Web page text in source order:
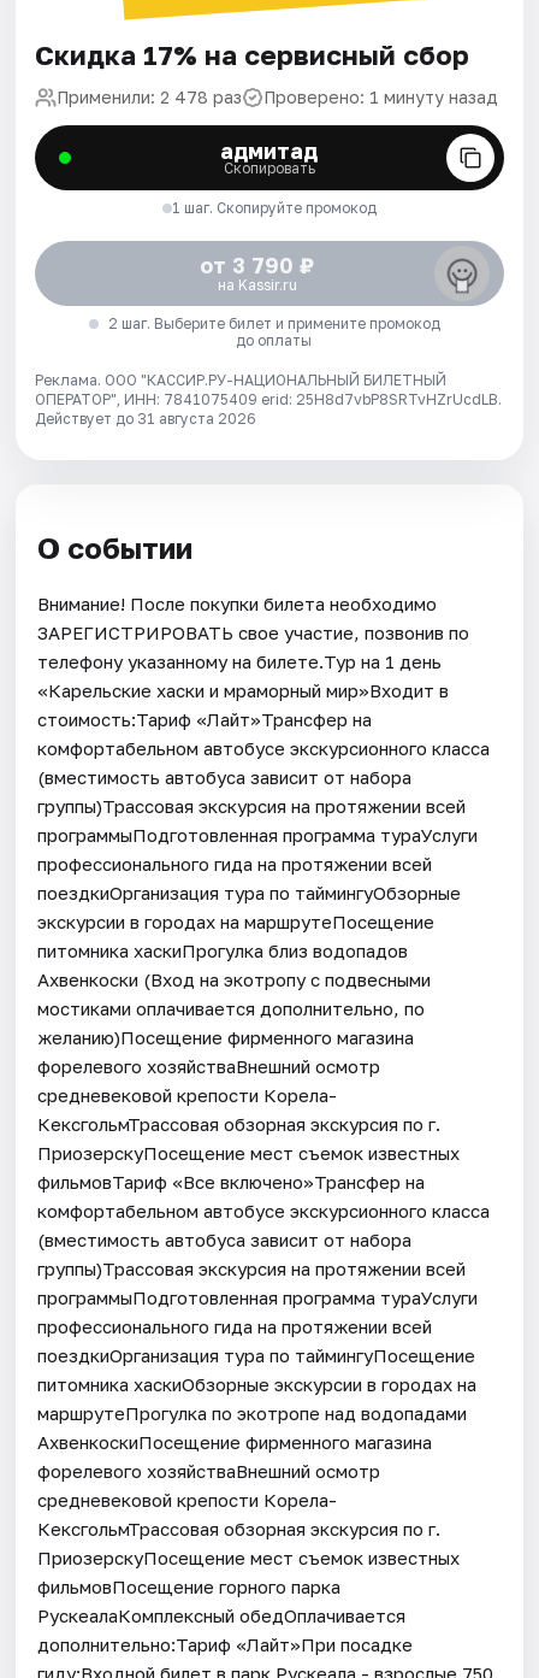
Скидка 17% на сервисный сбор
Применили: 2 478 раз Проверено: 1 минуту назад
адмитад
Скопировать
1 шаг. Скопируйте промокод
от 3 790 ₽
на Kassir.ru
2 шаг. Выберите билет и примените промокод
до оплаты
Реклама. ООО "КАССИР.РУ-НАЦИОНАЛЬНЫЙ БИЛЕТНЫЙ
ОПЕРАТОР", ИНН: 7841075409 erid: 25H8d7vbP8SRTvHZrUcdLB.
Действует до 31 августа 2026
О событии
Внимание! После покупки билета необходимо
ЗАРЕГИСТРИРОВАТЬ свое участие, позвонив по
телефону указанному на билете.Тур на 1 день
«Карельские хаски и мраморный мир»Входит в
стоимость:Тариф «Лайт»Трансфер на
комфортабельном автобусе экскурсионного класса
(вместимость автобуса зависит от набора
группы)Трассовая экскурсия на протяжении всей
программыПодготовленная программа тураУслуги
профессионального гида на протяжении всей
поездкиОрганизация тура по таймингуОбзорные
экскурсии в городах на маршрутеПосещение
питомника хаскиПрогулка близ водопадов
Ахвенкоски (Вход на экотропу с подвесными
мостиками оплачивается дополнительно, по
желанию)Посещение фирменного магазина
форелевого хозяйстваВнешний осмотр
средневековой крепости Корела-
КексгольмТрассовая обзорная экскурсия по г.
ПриозерскуПосещение мест съемок известных
фильмовТариф «Все включено»Трансфер на
комфортабельном автобусе экскурсионного класса
(вместимость автобуса зависит от набора
группы)Трассовая экскурсия на протяжении всей
программыПодготовленная программа тураУслуги
профессионального гида на протяжении всей
поездкиОрганизация тура по таймингуПосещение
питомника хаскиОбзорные экскурсии в городах на
маршрутеПрогулка по экотропе над водопадами
АхвенкоскиПосещение фирменного магазина
форелевого хозяйстваВнешний осмотр
средневековой крепости Корела-
КексгольмТрассовая обзорная экскурсия по г.
ПриозерскуПосещение мест съемок известных
фильмовПосещение горного парка
РускеалаКомплексный обедОплачивается
дополнительно:Тариф «Лайт»При посадке
гиду:Входной билет в парк Рускеала - взрослые 750